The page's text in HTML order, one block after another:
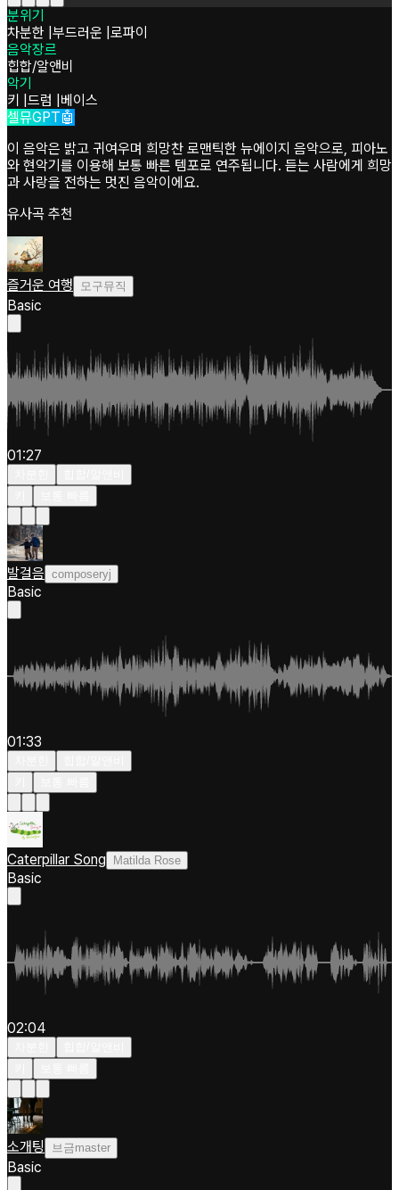
분위기
차분한 부드러운 로파이
음악장르
힙합/알앤비
악기
키 드럼
베이스
셀뮤GPT🤖
이 음악은 밝고 귀여우며 희망찬 로맨틱한 뉴에이지 음악으로, 피아노
와 현악기를 이용해 보통 빠른 템포로 연주됩니다. 듣는 사람에게 희망
과 사랑을 전하는 멋진 음악이에요.
유사곡 추천
즐거운 여행 모구뮤직
Basic
01:27
발걸음 composeryj
Basic
01:33
Caterpillar Song Matilda Rose
Basic
02:04
소개팅 브금master
Basic